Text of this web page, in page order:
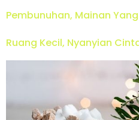
Pembunuhan, Mainan
Ruang Kecil, Nyanyian